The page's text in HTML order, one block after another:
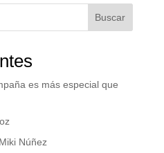
Buscar
es más especial que
Núñez